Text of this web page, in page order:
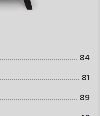
84
81
89